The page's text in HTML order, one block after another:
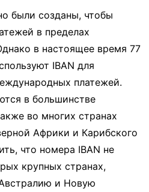
были созданы, чтобы
в пределах
в настоящее время 77
IBAN для
платежей.
в большинстве
во многих странах
Африки и Карибского
что номера IBAN не
крупных странах,
и Новую